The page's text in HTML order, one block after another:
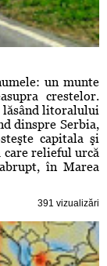
un munte
crestelor.
lăsând litoralului
dinspre Serbia,
capitala şi
care relieful urcă
în Marea
391 vizualizări